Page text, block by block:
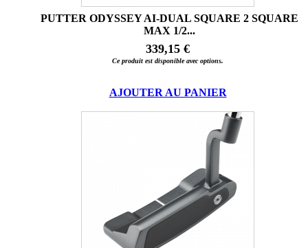
PUTTER ODYSSEY AI-DUAL SQUARE 2 SQUARE
MAX 1/2...
339,15 €
Ce produit est disponible avec options.
AJOUTER AU PANIER